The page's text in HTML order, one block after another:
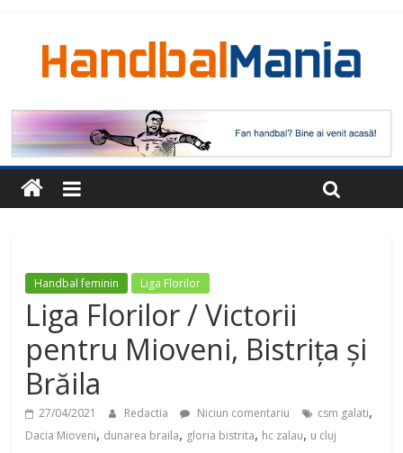
Handbal feminin Liga Florilor
Liga Florilor / Victorii
pentru Mioveni, Bistrița și
Brăila
27/04/2021 Redactia Niciun comentariu csm galati,
Dacia Mioveni, dunarea braila, gloria bistrita, hc zalau, u cluj